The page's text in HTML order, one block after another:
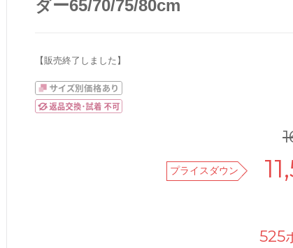
ダー65/70/75/80cm
【販売終了しました】
プライスダウン
525